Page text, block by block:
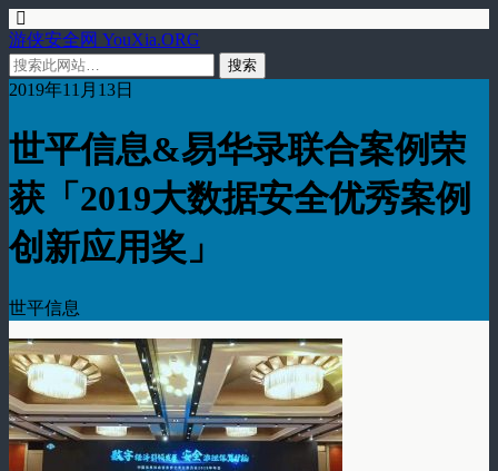
游侠安全网 YouXia.ORG
2019年11月13日
世平信息&易华录联合案例荣
获「2019大数据安全优秀案例
创新应用奖」
世平信息